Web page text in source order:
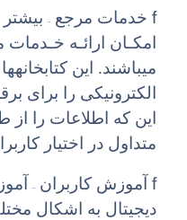
fخدمات مرجع –بیشتر
امکـان ارائـه
میباشند. این
الکترونیکی را برای
این که اطلاعات را از
متداول در اختیار
fآموزش کاربران –
دیجیتال به اشکال